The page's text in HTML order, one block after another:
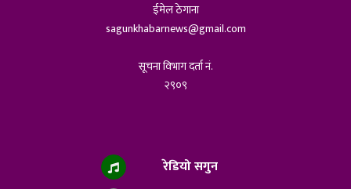
ईमेल ठेगाना
sagunkhabarnews@gmail.com
सूचना विभाग दर्ता नं.
२९०९
रेडियो सगुन